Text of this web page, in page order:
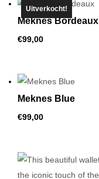
Uitverkocht!
Meknes Bordeaux
€99,00
Meknes Blue
€99,00